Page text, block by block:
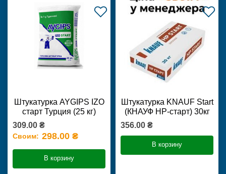
Штукатурка AYGIPS IZO
старт Турция (25 кг)
309.00 ₴
Своим: 298.00 ₴
В корзину
Штукатурка KNAUF Start
(КНАУФ НР-старт) 30кг
356.00 ₴
В корзину